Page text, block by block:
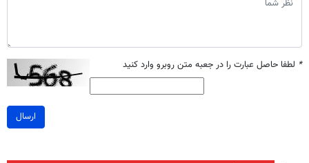
* لطفا حاصل عبارت را در جعبه متن روبرو وارد کنید
ارسال